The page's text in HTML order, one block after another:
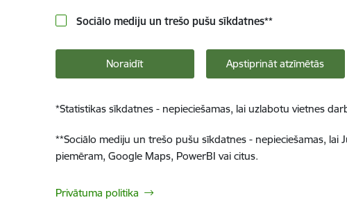
Sociālo mediju un trešo pušu sīkdatnes**
Noraidīt Apstiprināt atzīmētās
*Statistikas sīkdatnes - nepieciešamas, lai uzlabotu vietnes
**Sociālo mediju un trešo pušu sīkdatnes - nepieciešamas,
piemēram, Google Maps, PowerBI vai citus.
Privātuma politika